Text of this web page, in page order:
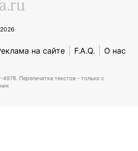
на сайте F.A.Q. О нас
Перепечатка текстов - только с